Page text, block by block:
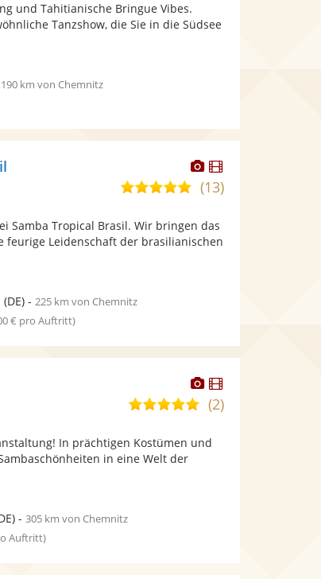
und Tahitianische Bringue Vibes.
Tanzshow, die Sie in die Südsee
190 km von Chemnitz
Dieser
Künstler
stellt
Fotos
bereit.
Dieser
Künstler
5,0
5
Sternen
(13)
Samba Tropical Brasil. Wir bringen das
feurige Leidenschaft der brasilianischen
(DE)- 225 km von Chemnitz
€ pro Auftritt)
Dieser
Künstler
stellt
Fotos
bereit.
Dieser
Künstler
5,0
5
(2)
In prächtigen Kostümen und
in eine Welt der
- 305 km von Chemnitz
Auftritt)